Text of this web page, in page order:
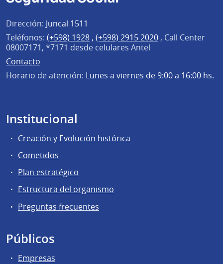
Dirección: Juncal 1511
Teléfonos: (+598) 1928 , (+598) 2915 2020 , Call Center
08007171, *7171 desde celulares Antel
Contacto
Horario de atención: Lunes a viernes de 9:00 a 16:00 hs.
Institucional
Creación y Evolución histórica
Cometidos
Plan estratégico
Estructura del organismo
Preguntas frecuentes
Públicos
Empresas